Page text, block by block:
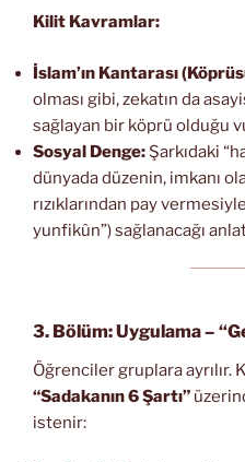
Kilit Kavramlar:
İslam’ın Kantarası
olması gibi, zekatın da
sağlayan bir köprü olduğu
Sosyal Denge: Şarkıdaki
dünyada düzenin, imkanı
rızıklarından pay
yunfikûn”) sağlanacağı
3. Bölüm: Uygulama –
Öğrenciler gruplara ayrılır.
“Sadakanın 6 Şartı”
istenir: